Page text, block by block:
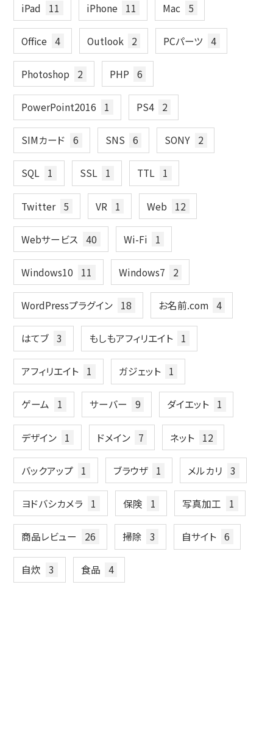
iPad 11 iPhone 11 Mac 5
Office 4 Outlook 2 PCパーツ 4
Photoshop 2 PHP 6
PowerPoint2016 1 PS4 2
SIMカード 6 SNS 6 SONY 2
SQL 1 SSL 1 TTL 1
Twitter 5 VR 1 Web 12
Webサービス 40 Wi-Fi 1
Windows10 11 Windows7 2
WordPressプラグイン 18 お名前.com 4
はてブ 3 もしもアフィリエイト 1
アフィリエイト 1 ガジェット 1
ゲーム 1 サーバー 9 ダイエット 1
デザイン 1 ドメイン 7 ネット 12
バックアップ 1 ブラウザ 1 メルカリ 3
ヨドバシカメラ 1 保険 1 写真加工 1
商品レビュー 26 掃除 3 自サイト 6
自炊 3 食品 4